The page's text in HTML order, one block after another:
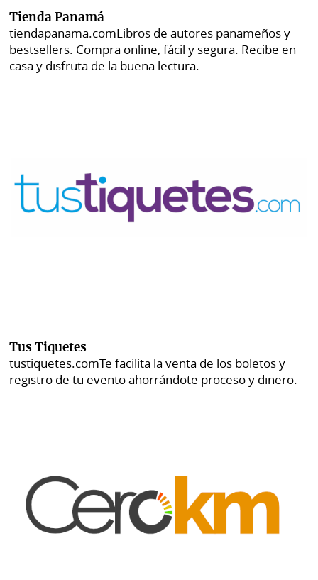
Tienda Panamá
tiendapanama.comLibros de autores panameños y
bestsellers. Compra online, fácil y segura. Recibe en
casa y disfruta de la buena lectura.
Tus Tiquetes
tustiquetes.comTe facilita la venta de los boletos y
registro de tu evento ahorrándote proceso y dinero.